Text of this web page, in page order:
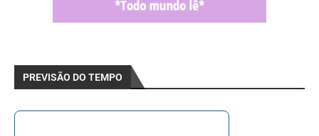
PREVISÃO DO TEMPO